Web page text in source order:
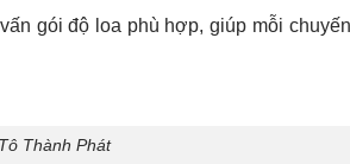
gói độ loa phù hợp, giúp mỗi
Thành Phát